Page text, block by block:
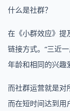
什么是社群？
在《小群效应》提
链接方式。“三近
年龄和相同的兴趣
而社群运营就是对
而在短时间达到用